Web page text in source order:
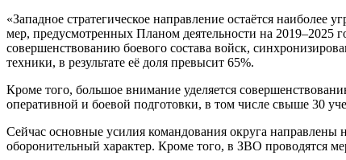
«Западное стратегическое направление остаётся
мер, предусмотренных Планом деятельности на
совершенствованию боевого состава войск,
техники, в результате её доля превысит 65%.
Кроме того, большое внимание уделяется
оперативной и боевой подготовки, в том числе свыше 30
Сейчас основные усилия командования округа
оборонительный характер. Кроме того, в ЗВО проводятся